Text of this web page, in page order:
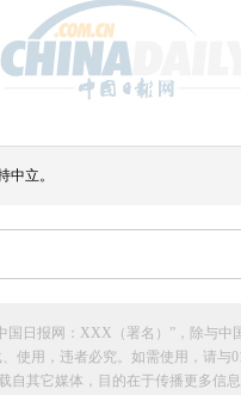
中立。
国日报网：XXX（署名）”，除与中
使用，违者必究。如需使用，请与
自其它媒体，目的在于传播更多信